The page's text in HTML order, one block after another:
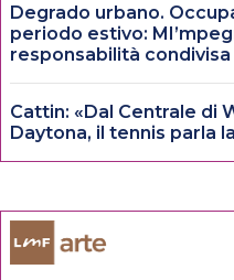
Degrado urbano.
periodo estivo:
responsabilità condivisa
Cattin: «Dal Centrale di
Daytona, il tennis parla